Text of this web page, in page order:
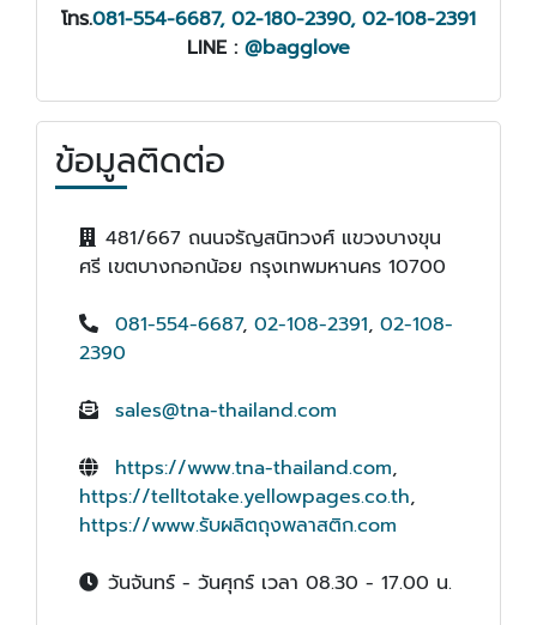
โทร.081-554-6687, 02-180-2390, 02-108-2391
LINE : @bagglove
ข้อมูลติดต่อ
481/667 ถนนจรัญสนิทวงศ์ แขวงบางขุน
ศรี เขตบางกอกน้อย กรุงเทพมหานคร 10700
081-554-6687, 02-108-2391, 02-108-
2390
sales@tna-thailand.com
https://www.tna-thailand.com,
https://telltotake.yellowpages.co.th,
https://www.รับผลิตถุงพลาสติก.com
วันจันทร์ - วันศุกร์ เวลา 08.30 - 17.00 น.